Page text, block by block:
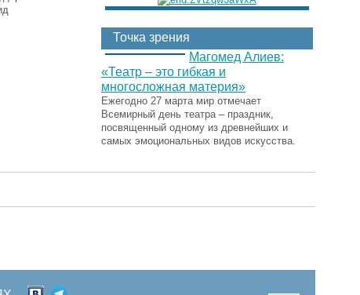
Точка зрения
Магомед Алиев:
«Театр – это гибкая и
многосложная материя»
Ежегодно 27 марта мир отмечает
Всемирный день театра – праздник,
посвященный одному из древнейших и
самых эмоциональных видов искусства.